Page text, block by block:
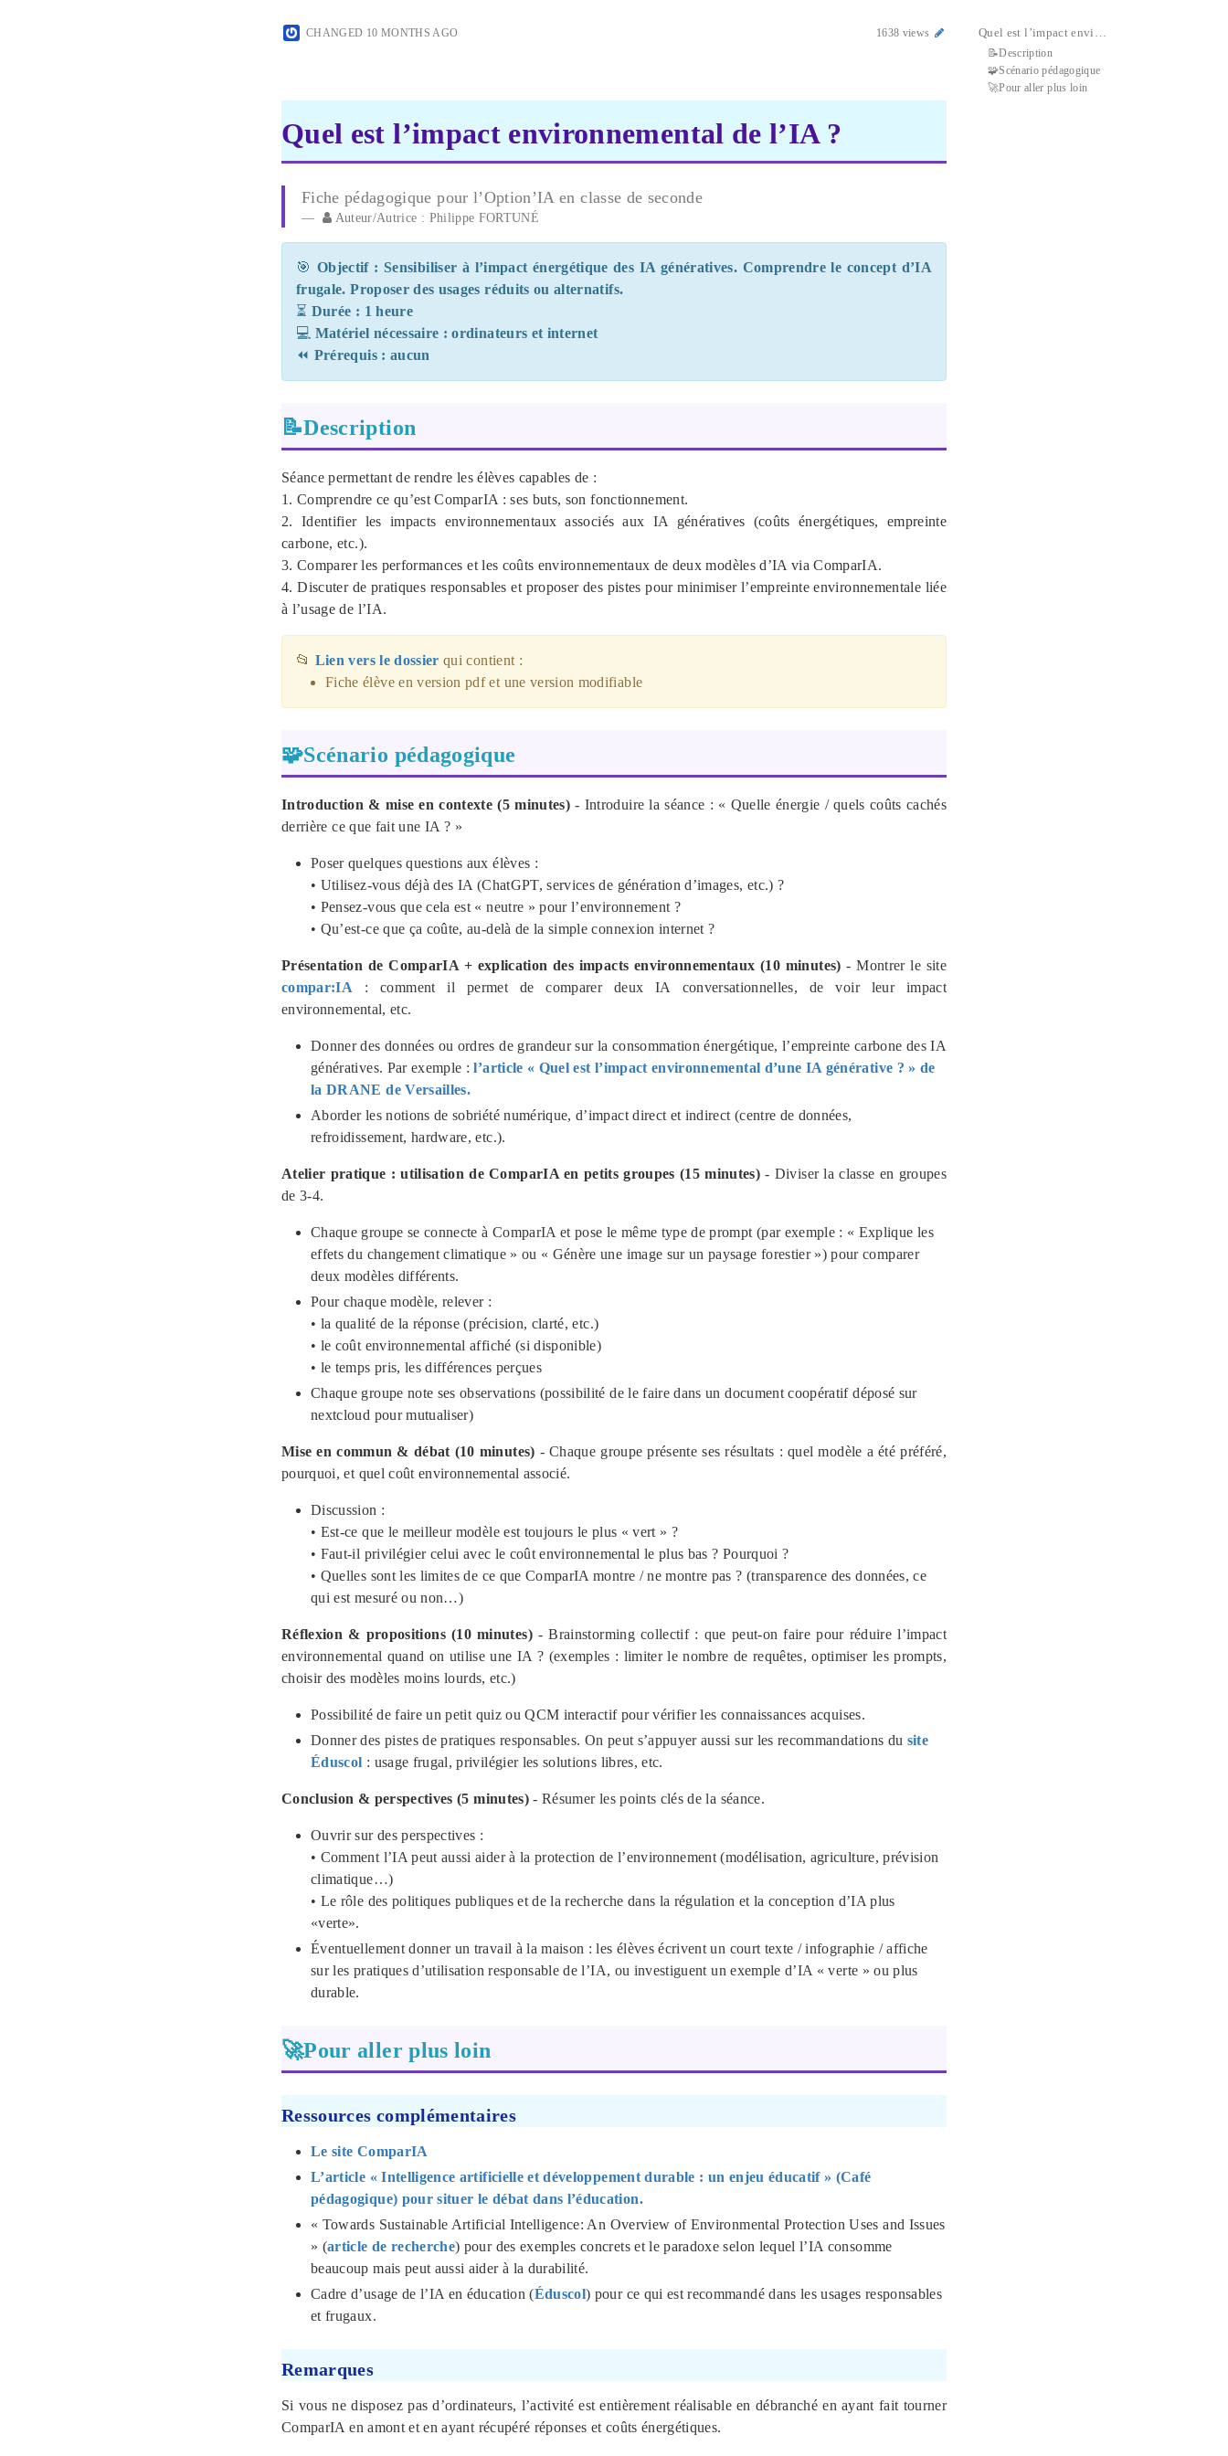
CHANGED 10 MONTHS AGO 1638 views
Quel est l’impact environnemental de l’IA ?
Fiche pédagogique pour l’Option’IA en classe de seconde
Auteur/Autrice : Philippe FORTUNÉ
🎯 Objectif : Sensibiliser à l’impact énergétique des IA génératives. Comprendre le concept d’IA
frugale. Proposer des usages réduits ou alternatifs.
⏳ Durée : 1 heure
💻 Matériel nécessaire : ordinateurs et internet
⏪ Prérequis : aucun
📝Description
Séance permettant de rendre les élèves capables de :
1. Comprendre ce qu’est ComparIA : ses buts, son fonctionnement.
2. Identifier les impacts environnementaux associés aux IA génératives (coûts énergétiques, empreinte
carbone, etc.).
3. Comparer les performances et les coûts environnementaux de deux modèles d’IA via ComparIA.
4. Discuter de pratiques responsables et proposer des pistes pour minimiser l’empreinte environnementale liée
à l’usage de l’IA.
📂 Lien vers le dossier qui contient :
Fiche élève en version pdf et une version modifiable
🧩Scénario pédagogique
Introduction & mise en contexte (5 minutes) - Introduire la séance : « Quelle énergie / quels coûts cachés
derrière ce que fait une IA ? »
Poser quelques questions aux élèves :
• Utilisez-vous déjà des IA (ChatGPT, services de génération d’images, etc.) ?
• Pensez-vous que cela est « neutre » pour l’environnement ?
• Qu’est-ce que ça coûte, au-delà de la simple connexion internet ?
Présentation de ComparIA + explication des impacts environnementaux (10 minutes) - Montrer le site
compar:IA : comment il permet de comparer deux IA conversationnelles, de voir leur impact
environnemental, etc.
Donner des données ou ordres de grandeur sur la consommation énergétique, l’empreinte carbone des IA
génératives. Par exemple :l’article « Quel est l’impact environnemental d’une IA générative ? » de
la DRANE de Versailles.
Aborder les notions de sobriété numérique, d’impact direct et indirect (centre de données,
refroidissement, hardware, etc.).
Atelier pratique : utilisation de ComparIA en petits groupes (15 minutes) - Diviser la classe en groupes
de 3-4.
Chaque groupe se connecte à ComparIA et pose le même type de prompt (par exemple : « Explique les
effets du changement climatique » ou « Génère une image sur un paysage forestier ») pour comparer
deux modèles différents.
Pour chaque modèle, relever :
• la qualité de la réponse (précision, clarté, etc.)
• le coût environnemental affiché (si disponible)
• le temps pris, les différences perçues
Chaque groupe note ses observations (possibilité de le faire dans un document coopératif déposé sur
nextcloud pour mutualiser)
Mise en commun & débat (10 minutes) - Chaque groupe présente ses résultats : quel modèle a été préféré,
pourquoi, et quel coût environnemental associé.
Discussion :
• Est-ce que le meilleur modèle est toujours le plus « vert » ?
• Faut-il privilégier celui avec le coût environnemental le plus bas ? Pourquoi ?
• Quelles sont les limites de ce que ComparIA montre / ne montre pas ? (transparence des données, ce
qui est mesuré ou non…)
Réflexion & propositions (10 minutes)- Brainstorming collectif : que peut-on faire pour réduire l’impact
environnemental quand on utilise une IA ? (exemples : limiter le nombre de requêtes, optimiser les prompts,
choisir des modèles moins lourds, etc.)
Possibilité de faire un petit quiz ou QCM interactif pour vérifier les connaissances acquises.
Donner des pistes de pratiques responsables. On peut s’appuyer aussi sur les recommandations du site
Éduscol : usage frugal, privilégier les solutions libres, etc.
Conclusion & perspectives (5 minutes)- Résumer les points clés de la séance.
Ouvrir sur des perspectives :
• Comment l’IA peut aussi aider à la protection de l’environnement (modélisation, agriculture, prévision
climatique…)
• Le rôle des politiques publiques et de la recherche dans la régulation et la conception d’IA plus
«verte».
Éventuellement donner un travail à la maison : les élèves écrivent un court texte / infographie / affiche
sur les pratiques d’utilisation responsable de l’IA, ou investiguent un exemple d’IA « verte » ou plus
durable.
🚀Pour aller plus loin
Ressources complémentaires
Le site ComparIA
L’article « Intelligence artificielle et développement durable : un enjeu éducatif » (Café
pédagogique) pour situer le débat dans l’éducation.
« Towards Sustainable Artificial Intelligence: An Overview of Environmental Protection Uses and Issues
» (article de recherche) pour des exemples concrets et le paradoxe selon lequel l’IA consomme
beaucoup mais peut aussi aider à la durabilité.
Cadre d’usage de l’IA en éducation (Éduscol) pour ce qui est recommandé dans les usages responsables
et frugaux.
Remarques
Si vous ne disposez pas d’ordinateurs, l’activité est entièrement réalisable en débranché en ayant fait tourner
ComparIA en amont et en ayant récupéré réponses et coûts énergétiques.
Quel est l’impact environnemental de l’IA ?
📝Description
🧩Scénario pédagogique
🚀Pour aller plus loin